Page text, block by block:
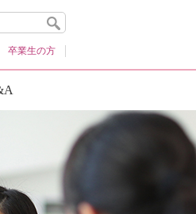
卒業生の方